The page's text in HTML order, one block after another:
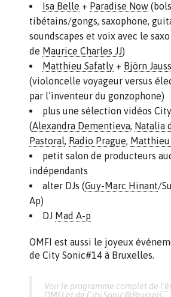
Isa Belle + Paradise Now (bols
tibétains/gongs, saxophone,
soundscapes et voix avec le
de Maurice Charles JJ)
Matthieu Safatly + Björn Jauss
(violoncelle voyageur versus
par l’inventeur du gonzophone)
plus une sélection vidéos
(Alexandra Dementieva, Natalia
Pastoral, Radio Prague, Matthieu
petit salon de producteurs
indépendants
alter DJs (Guy-Marc Hinant/
Ap)
DJ Mad A-p
OMFI est aussi le joyeux
de City Sonic#14 à Bruxelles.
Voir le programme complet de